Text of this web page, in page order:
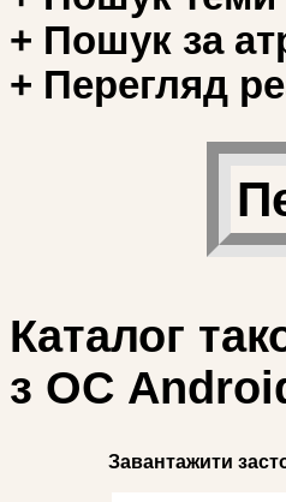
+ Пошук за
+ Перегляд
Каталог
з ОС
Завантажити